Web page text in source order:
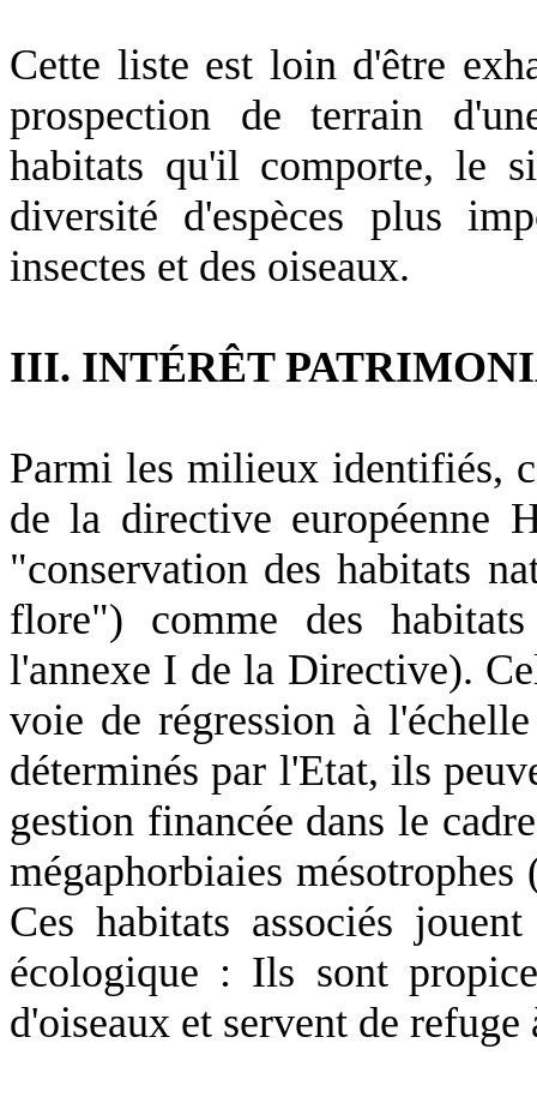
Cette liste est loin d'être
prospection de terrain
habitats qu'il comporte, le
diversité d'espèces plus
insectes et des oiseaux.
III. INTÉRÊT
Parmi les milieux identifiés,
de la directive européenne
"conservation des habitats
flore") comme des
l'annexe I dela Directive).
voie de régression à
déterminés par l'Etat, ils
gestion financée dans le
mégaphorbiaies
Ces habitats associés
écologique : Ils sont
d'oiseaux et servent de